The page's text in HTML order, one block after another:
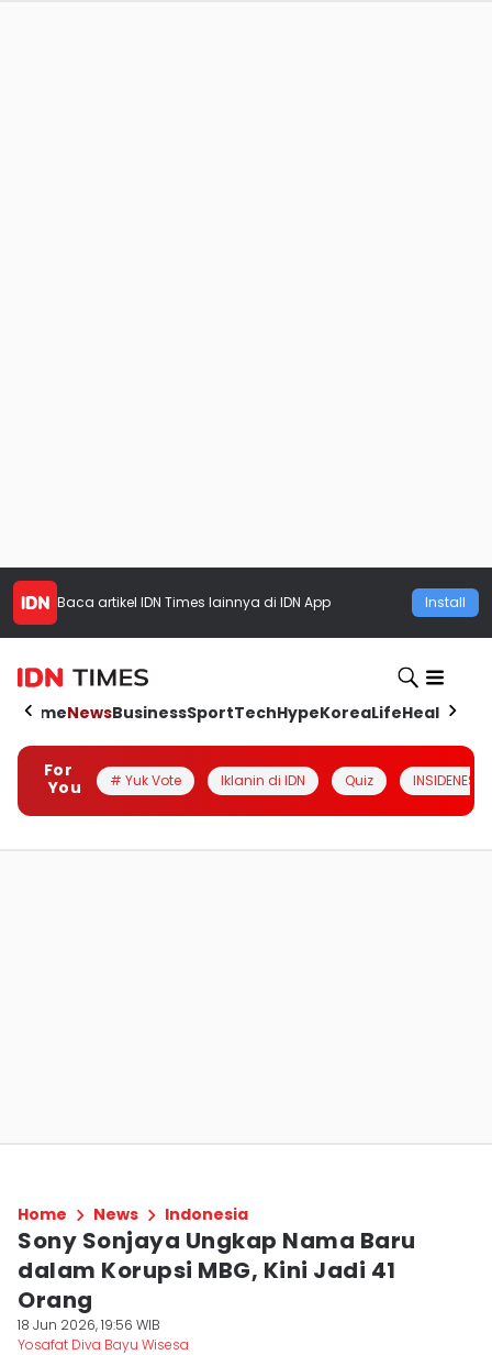
Baca artikel IDN Times lainnya di IDN App Install
HomeNewsBusinessSportTechHypeKoreaLifeHealth
For
You
# Yuk Vote Iklanin di IDN Quiz INSIDENESIA
Home News Indonesia
Sony Sonjaya Ungkap Nama Baru
dalam Korupsi MBG, Kini Jadi 41
Orang
18 Jun 2026, 19:56 WIB
Yosafat Diva Bayu Wisesa